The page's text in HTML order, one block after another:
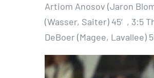
Artiom Anosov (Jaron
(Wasser, Saiter) 45′, 3:5
DeBoer (Magee, Lavallee)